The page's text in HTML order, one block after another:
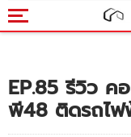
EP.85 รีวิว ค
พี48 ติดรถไฟ